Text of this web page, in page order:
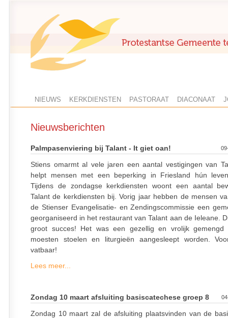
NIEUWS KERKDIENSTEN PASTORAAT DIACONAAT
Nieuwsberichten
Palmpasenviering bij Talant - It giet oan!
Stiens omarmt al vele jaren een aantal vestigingen van
helpt mensen met een beperking in Friesland hún
Tijdens de zondagse kerkdiensten woont een aantal
Talant de kerkdiensten bij. Vorig jaar hebben de mensen
de Stienser Evangelisatie- en Zendingscommissie een
georganiseerd in het restaurant van Talant aan de Ieleane.
groot succes! Het was een gezellig en vrolijk gemengd
moesten stoelen en liturgieën aangesleept worden.
vatbaar!
Lees meer...
Zondag 10 maart afsluiting basiscatechese groep 8
Zondag 10 maart zal de afsluiting plaatsvinden van de